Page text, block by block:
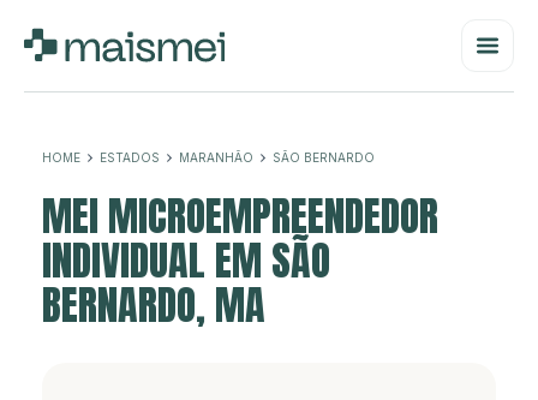
HOME ESTADOS MARANHÃO SÃO BERNARDO
MEI MICROEMPREENDEDOR
INDIVIDUAL EM SÃO
BERNARDO, MA